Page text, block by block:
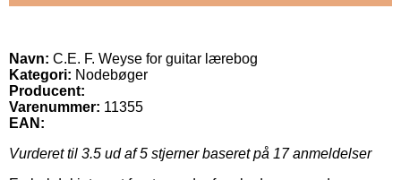
Navn: C.E. F. Weyse for guitar lærebog
Kategori: Nodebøger
Producent:
Varenummer: 11355
EAN:
Vurderet til 3.5 ud af 5 stjerner baseret på 17anmeldelser